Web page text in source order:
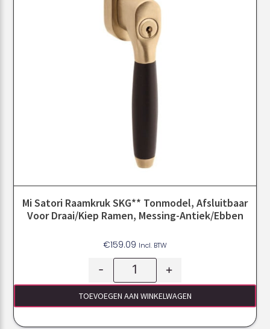
Mi Satori Raamkruk SKG** Tonmodel, Afsluitbaar
Voor Draai/kiep Ramen, Messing-Antiek/ebben
€159.09 Incl. BTW
- +
TOEVOEGEN AAN WINKELWAGEN